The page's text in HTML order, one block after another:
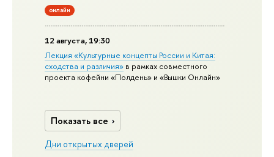
онлайн
12 августа, 19:30
Лекция «Культурные концепты России и Китая:
сходства и различия» в рамках совместного
проекта кофейни «Полдень» и «Вышки Онлайн»
Показать все
Дни открытых дверей